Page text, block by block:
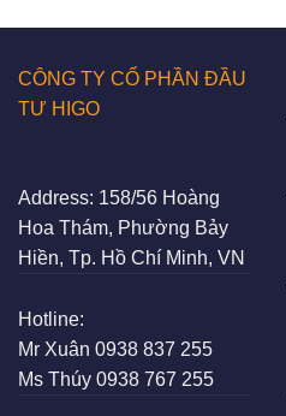
CÔNG TY CỔ PHẦN ĐẦU
TƯ HIGO
Address: 158/56 Hoàng
Hoa Thám, Phường Bảy
Hiền, Tp. Hồ Chí Minh, VN
Hotline:
Mr Xuân 0938 837 255
Ms Thúy 0938 767 255